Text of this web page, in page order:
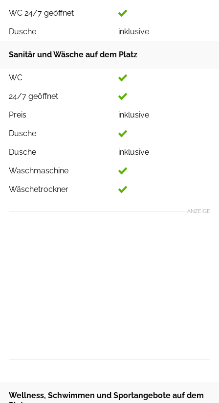
WC 24/7 geöffnet
Dusche
inklusive
Sanitär und Wäsche auf dem Platz
WC
24/7 geöffnet
Preis
inklusive
Dusche
Dusche
inklusive
Waschmaschine
Wäschetrockner
ANZEIGE
Wellness, Schwimmen und Sportangebote auf dem